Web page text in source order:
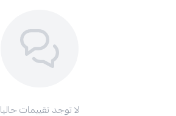
لا توجد تقييمات حاليا